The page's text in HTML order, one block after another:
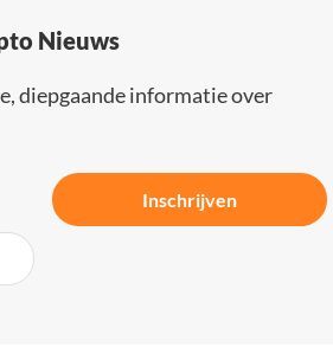
Nieuws
diepgaande informatie over
Inschrijven